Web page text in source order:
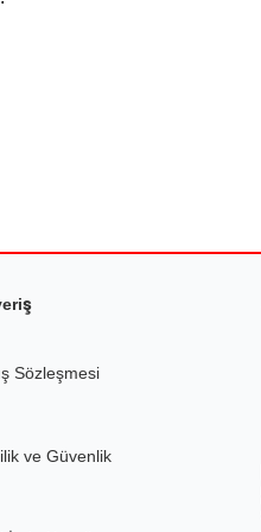
Sözleşmesi
ve Güvenlik